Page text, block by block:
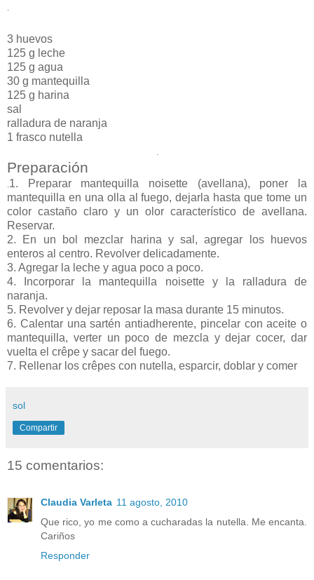
.
3 huevos
125 g leche
125 g agua
30 g mantequilla
125 g harina
sal
ralladura de naranja
1 frasco nutella
.
Preparación
.1. Preparar mantequilla noisette (avellana), poner la
mantequilla en una olla al fuego, dejarla hasta que tome un
color castaño claro y un olor característico de avellana.
Reservar.
2. En un bol mezclar harina y sal, agregar los huevos
enteros al centro. Revolver delicadamente.
3. Agregar la leche y agua poco a poco.
4. Incorporar la mantequilla noisette y la ralladura de
naranja.
5. Revolver y dejar reposar la masa durante 15 minutos.
6. Calentar una sartén antiadherente, pincelar con aceite o
mantequilla, verter un poco de mezcla y dejar cocer, dar
vuelta el crêpe y sacar del fuego.
7. Rellenar los crêpes con nutella, esparcir, doblar y comer
sol
Compartir
15 comentarios:
Claudia Varleta 11 agosto, 2010
Que rico, yo me como a cucharadas la nutella. Me encanta.
Cariños
Responder